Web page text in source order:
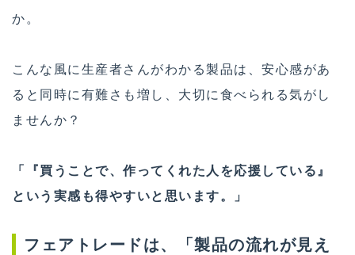
か。
こんな風に生産者さんがわかる製品は、安心感があ
ると同時に有難さも増し、大切に食べられる気がし
ませんか？
「『買うことで、作ってくれた人を応援している』
という実感も得やすいと思います。」
フェアトレードは、「製品の流れが見え